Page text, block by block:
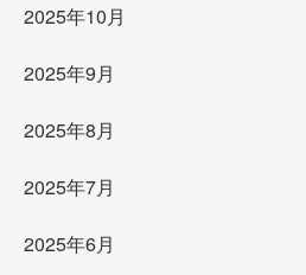
2025年10月
2025年9月
2025年8月
2025年7月
2025年6月